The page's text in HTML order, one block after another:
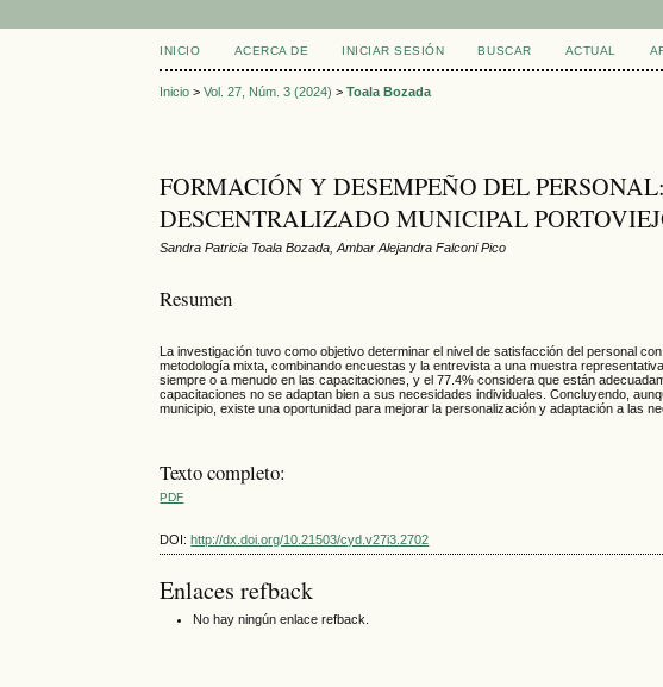
INICIO ACERCA DE INICIAR SESIÓN BUSCAR ACTUAL
Inicio >Vol. 27, Núm. 3 (2024) >Toala Bozada
FORMACIÓN Y DESEMPEÑO DEL
DESCENTRALIZADO MUNICIPAL
Sandra Patricia Toala Bozada, Ambar Alejandra Falconi Pico
Resumen
La investigación tuvo como objetivo determinar el nivel de satisfacción del personal
metodología mixta, combinando encuestas y la entrevista a una muestra
siempre o a menudo en las capacitaciones, y el 77.4% considera que están
capacitaciones no se adaptan bien a sus necesidades individuales. Concluyendo,
municipio, existe una oportunidad para mejorar la personalización y adaptación a las
Texto completo:
PDF
DOI:http://dx.doi.org/10.21503/cyd.v27i3.2702
Enlaces refback
No hay ningún enlace refback.